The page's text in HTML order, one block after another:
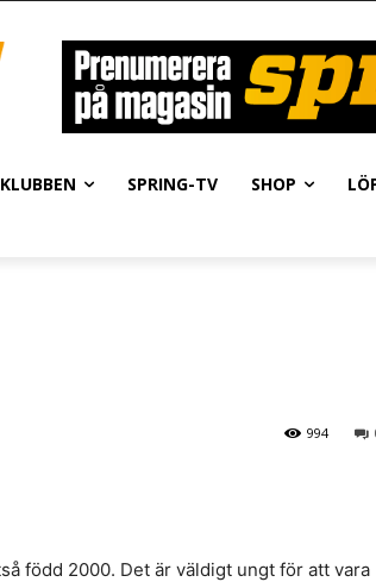
SPRING-TV SHOP
994
född 2000. Det är väldigt ungt för att vara